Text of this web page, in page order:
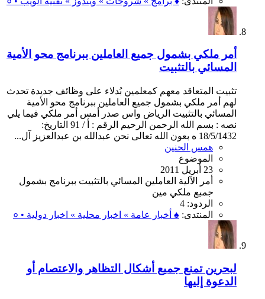
أمر ملكي بشمول جميع العاملين ببرنامج محو الأمية
المسائي بالتثبيت
تثبيت المتعاقد معهم كمعلمين بُدلاء على وظائف جديدة تحدث
لهم أمر ملكي بشمول جميع العاملين ببرنامج محو الأمية
المسائي بالتثبيت الرياض واس صدر أمس أمر ملكي فيما يلي
نصه : بسم الله الرحمن الرحيم الرقم : أ / 91 التاريخ:
18/5/1432 ه بعون الله تعالى نحن عبدالله بن عبدالعزيز آل...
همس الحنين
الموضوع
23 أبريل 2011
أمر
الآلية العاملين المسائي بالتثبيت ببرنامج بشمول
جميع ملكي مين
الردود: 4
المنتدى: ♠ أخبار عامة » اخبار محلية » اخبار دولية • ०
لبحرين تمنع جميع أشكال التظاهر والاعتصام أو
الدعوة إليها